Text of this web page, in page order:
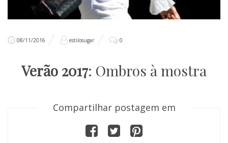
08/11/2016 estilosugar 0
Verão 2017: Ombros à mostra
Compartilhar postagem em